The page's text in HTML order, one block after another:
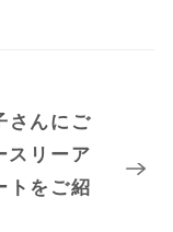
さんにご
スリーア
トをご紹